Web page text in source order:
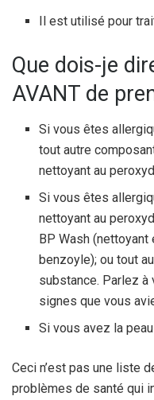
Il est utilisé pour
Que dois-je
AVANT de
Si vous êtes
tout autre
nettoyant au
Si vous êtes
nettoyant au
BP Wash
benzoyle); ou tout
substance. Parlez à
signes que vous
Si vous avez la
Ceci n’est pas une liste
problèmes de santé qui